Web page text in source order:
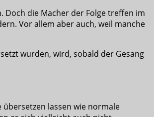
Doch die Macher der Folge treffen im
Vor allem aber auch, weil manche
wurden, wird, sobald der Gesang
lassen wie normale